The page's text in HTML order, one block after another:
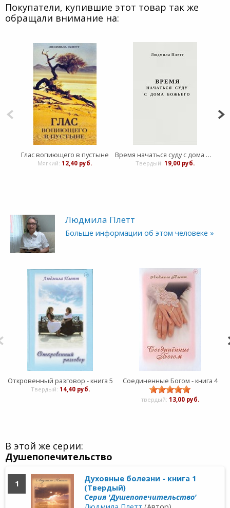
Покупатели, купившие этот товар так же
обращали внимание на:
Глас вопиющего в пустыне
Мягкий:12,40 руб.
Время начаться суду с дома Божьего
Твердый: 19,00 руб.
Людмила Плетт
Больше информации об этом человеке »
Откровенный разговор - книга 5
Твердый: 14,40 руб.
Соединенные Богом - книга 4
твердый: 13,00 руб.
В этой же серии:
Душепопечительство
1
Духовные болезни - книга 1
(Твердый)
Серия 'Душепопечительство'